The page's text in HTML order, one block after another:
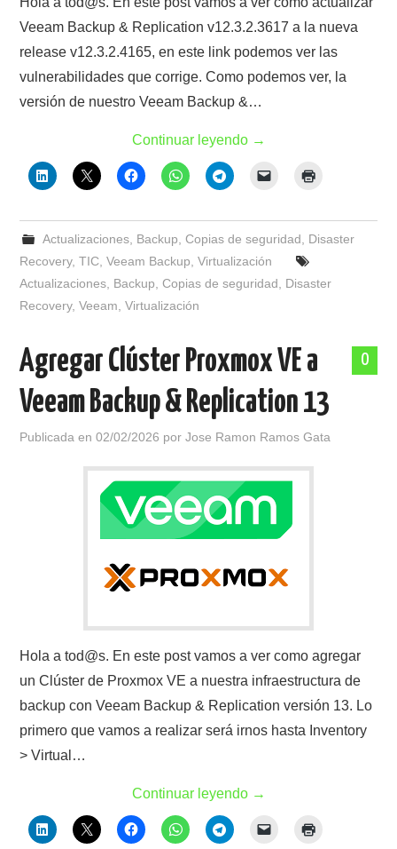
Veeam Backup & Replication v12.3.2.3617 a la nueva
release v12.3.2.4165, en este link podemos ver las
vulnerabilidades que corrige. Como podemos ver, la
versión de nuestro Veeam Backup &…
Continuar leyendo →
Actualizaciones, Backup Copias de seguridad
Disaster
Recovery,TIC ,Veeam Backup ,Virtualización
Actualizaciones Backup ,Copias de seguridad
Disaster
Recovery,Veeam ,Virtualización
0
Agregar Clúster Proxmox VE a
Veeam Backup & Replication 13
Publicada en02/02/2026 porJose Ramon Ramos Gata
Hola a tod@s. En este post vamos a ver como agregar
un Clúster de Proxmox VE a nuestra infraestructura de
backup con Veeam Backup & Replication versión 13. Lo
primero que vamos a realizar será irnos hasta Inventory
> Virtual…
Continuar leyendo →